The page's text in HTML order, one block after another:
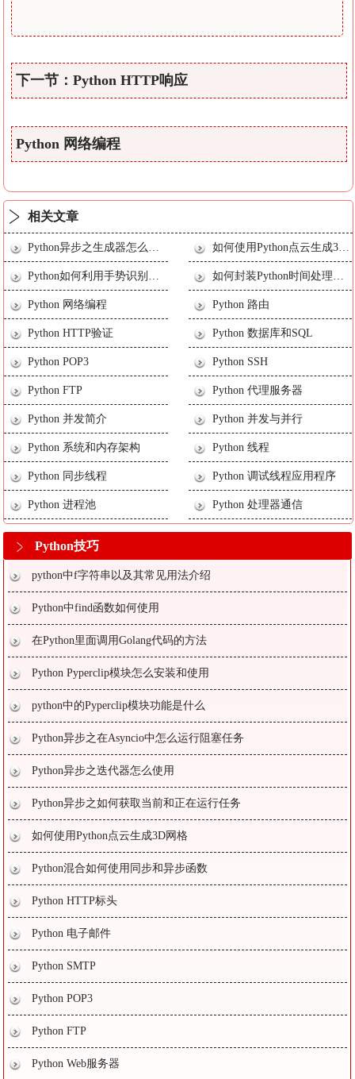
下一节：Python HTTP响应
Python 网络编程
相关文章
Python异步之生成器怎么使用 如何使用Python点云生成3D网格
Python如何利用手势识别实现贪吃蛇游戏 如何封装Python时间处理库创建自己的TimeUtil类
Python 网络编程 Python 路由
Python HTTP验证 Python 数据库和SQL
Python POP3 Python SSH
Python FTP Python 代理服务器
Python 并发简介 Python 并发与并行
Python 系统和内存架构 Python 线程
Python 同步线程 Python 调试线程应用程序
Python 进程池 Python 处理器通信
Python技巧
python中f字符串以及其常见用法介绍
Python中find函数如何使用
在Python里面调用Golang代码的方法
Python Pyperclip模块怎么安装和使用
python中的Pyperclip模块功能是什么
Python异步之在Asyncio中怎么运行阻塞任务
Python异步之迭代器怎么使用
Python异步之如何获取当前和正在运行任务
如何使用Python点云生成3D网格
Python混合如何使用同步和异步函数
Python HTTP标头
Python 电子邮件
Python SMTP
Python POP3
Python FTP
Python Web服务器